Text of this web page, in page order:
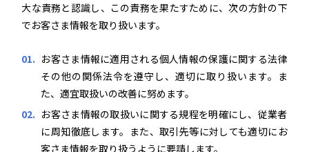
大な責務と認識し、この責務を果たすために、次の方針の下
でお客さま情報を取り扱います。
お客さま情報に適用される個人情報の保護に関する法律
その他の関係法令を遵守し、適切に取り扱います。ま
た、適宜取扱いの改善に努めます。
お客さま情報の取扱いに関する規程を明確にし、従業者
に周知徹底します。また、取引先等に対しても適切にお
客さま情報を取り扱うように要請します。